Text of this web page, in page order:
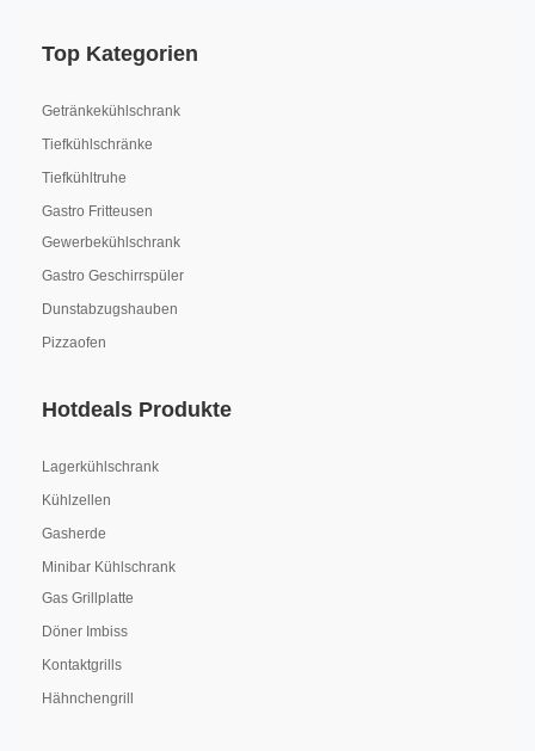
Top Kategorien
Getränkekühlschrank
Tiefkühlschränke
Tiefkühltruhe
Gastro Fritteusen
Gewerbekühlschrank
Gastro Geschirrspüler
Dunstabzugshauben
Pizzaofen
Hotdeals Produkte
Lagerkühlschrank
Kühlzellen
Gasherde
Minibar Kühlschrank
Gas Grillplatte
Döner Imbiss
Kontaktgrills
Hähnchengrill